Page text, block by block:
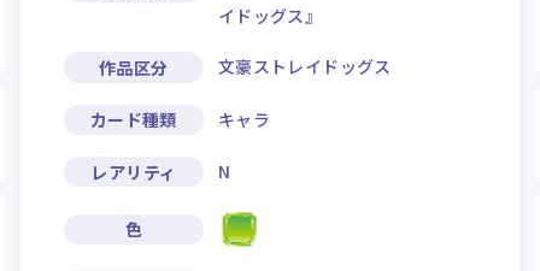
イドッグス』
作品区分 文豪ストレイドッグス
カード種類 キャラ
レアリティ N
色